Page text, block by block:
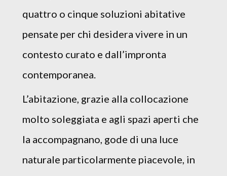
quattro o cinque soluzioni abitative
pensate per chi desidera vivere in un
contesto curato e dall’impronta
contemporanea.
L’abitazione, grazie alla collocazione
molto soleggiata e agli spazi aperti che
la accompagnano, gode di una luce
naturale particolarmente piacevole, in